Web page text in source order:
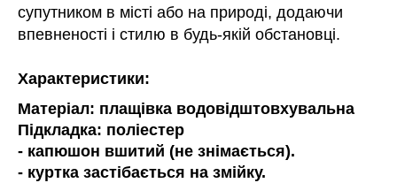
супутником в місті або на природі, додаючи
впевненості і стилю в будь-якій обстановці.
Характеристики:
Матеріал: плащівка водовідштовхувальна
Підкладка: поліестер
- капюшон вшитий (не знімається).
- куртка застібається на змійку.